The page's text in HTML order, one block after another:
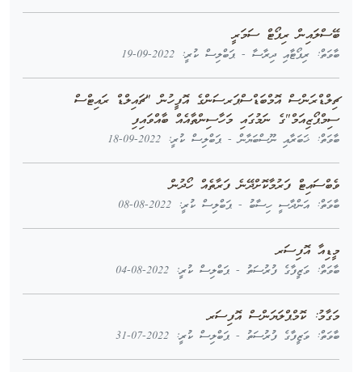
ބޭސްލައިން ރިޕޯޓް ސަމަރީ
ބާވަތް: ރިޕޯޓާއި ދިރާސާ - ޕަބްލިސް ކުރީ: 2022-09-19
ޗިލްޑްރަންސް އޮމްބަޑްސްޕަރސަންގެ އޮފީހުން "ޗައިލްޑް ރައިޓްސް
ސިމްޕޯޒިއަމް"ގެ ނަމުގައި މަހާސިންތާއެއް ބާއްވައިފި
ބާވަތް: ޚަބަރާއި ނޫސްބަޔާން - ޕަބްލިސް ކުރީ: 2022-09-18
ވެބްސައިޓް ފަރުމާކޮށްދޭނެ ފަރާތެއް ހޯދުން
ބާވަތް: އަންދާސީ ހިސާބު - ޕަބްލިސް ކުރީ: 2022-08-08
މީޑިއާ އޮފިސަރ
ބާވަތް: ވަޒީފާގެ ފުރުސަތު - ޕަބްލިސް ކުރީ: 2022-08-04
މަގާމު: ކޮމްޕްލަޔަންސް އޮފިސަރ
ބާވަތް: ވަޒީފާގެ ފުރުސަތު - ޕަބްލިސް ކުރީ: 2022-07-31